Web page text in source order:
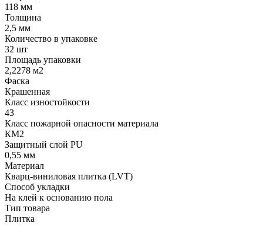
118 мм
Толщина
2,5 мм
Количество в упаковке
32 шт
Площадь упаковки
2,2278 м2
Фаска
Крашенная
Класс изностойкости
43
Класс пожарной опасности материала
КМ2
Защитный слой PU
0,55 мм
Материал
Кварц-виниловая плитка (LVT)
Способ укладки
На клей к основанию пола
Тип товара
Плитка